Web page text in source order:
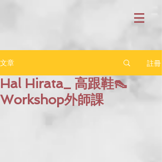
文章 註冊
Hal Hirata_ 高跟鞋👠
Workshop外師課